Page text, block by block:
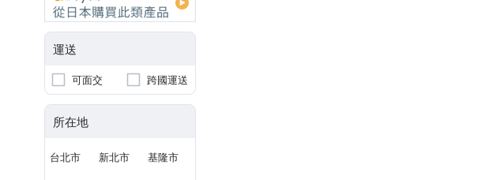
運送
可面交 跨國運送
所在地
台北市 新北市 基隆市